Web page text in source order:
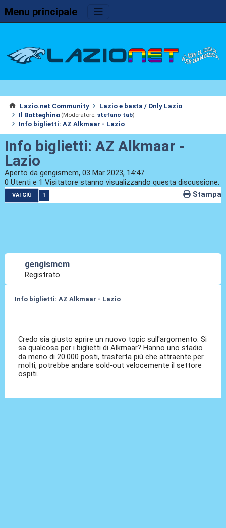
Menu principale
Lazio.net Community
Lazio e basta / Only Lazio
Il Botteghino (Moderatore: stefano tab)
Info biglietti: AZ Alkmaar - Lazio
Info biglietti: AZ Alkmaar -
Lazio
Aperto da gengismcm, 03 Mar 2023, 14:47
0 Utenti e 1 Visitatore stanno visualizzando questa discussione.
VAI GIÙ 1 Stampa
gengismcm
Registrato
Info biglietti: AZ Alkmaar - Lazio
Credo sia giusto aprire un nuovo topic sull'argomento. Si
sa qualcosa per i biglietti di Alkmaar? Hanno uno stadio
da meno di 20.000 posti, trasferta più che attraente per
molti, potrebbe andare sold-out velocemente il settore
ospiti..